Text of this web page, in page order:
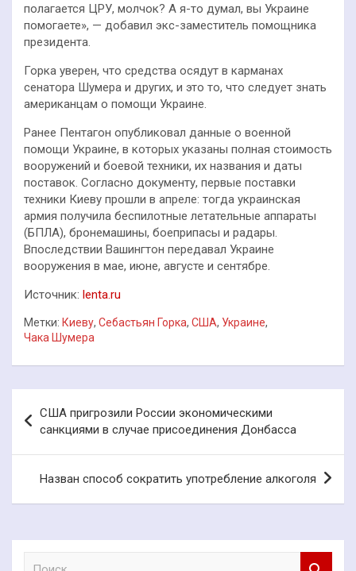
полагается ЦРУ, молчок? А я-то думал, вы Украине
помогаете», — добавил экс-заместитель помощника
президента.
Горка уверен, что средства осядут в карманах
сенатора Шумера и других, и это то, что следует знать
американцам о помощи Украине.
Ранее Пентагон опубликовал данные о военной
помощи Украине, в которых указаны полная стоимость
вооружений и боевой техники, их названия и даты
поставок. Согласно документу, первые поставки
техники Киеву прошли в апреле: тогда украинская
армия получила беспилотные летательные аппараты
(БПЛА), бронемашины, боеприпасы и радары.
Впоследствии Вашингтон передавал Украине
вооружения в мае, июне, августе и сентябре.
Источник: lenta.ru
Метки: Киеву, Себастьян Горка, США, Украине,
Чака Шумера
по
записям
США пригрозили России экономическими
санкциями в случае присоединения Донбасса
Назван способ сократить употребление алкоголя